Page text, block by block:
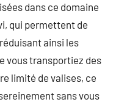
dans ce domaine
qui permettent de
ainsi les
vous transportiez des
limité de valises, ce
sans vous